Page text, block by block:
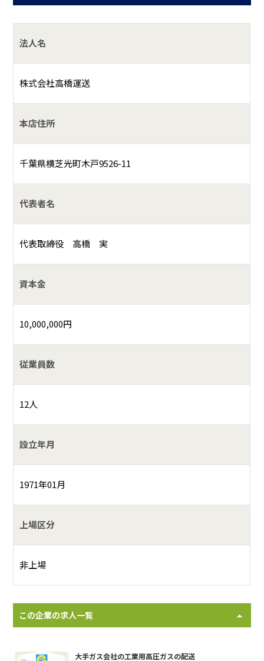
法人名
株式会社高橋運送
本店住所
千葉県横芝光町木戸9526-11
代表者名
代表取締役 高橋 実
資本金
10,000,000円
従業員数
12人
設立年月
1971年01月
上場区分
非上場
この企業の求人一覧
大手ガス会社の工業用高圧ガスの配送